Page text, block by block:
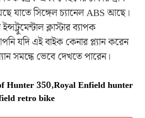
যাতে সিঙ্গেল চ্যানেল ABS আছে।
ক্লাস্টার ব্যাপক
যদি এই বাইক কেনার প্ল্যান করেন
সমন্ধে ভেবে দেখতে পারেন।
Hunter 350,Royal Enfield hunter
retro bike